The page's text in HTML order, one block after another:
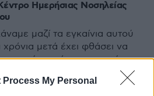
Process My Personal
Ημερήσιας Νοσηλείας
μαζί τα εγκαίνια αυτού
μετά έχει φθάσει να
ετησίως και να κάνει
δήλωσε από τον Άγιο
Άδωνις Γεωργιάδης,